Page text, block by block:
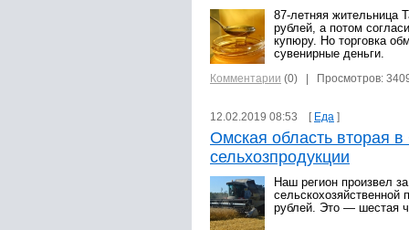
87-летняя жительница
рублей, а потом
купюру. Но торговка
сувенирные деньги.
Комментарии (0) | Просмотров:
12.02.2019 08:53 [ Еда ]
Омская область вторая
сельхозпродукции
Наш регион произвел
рублей. Это — шестая